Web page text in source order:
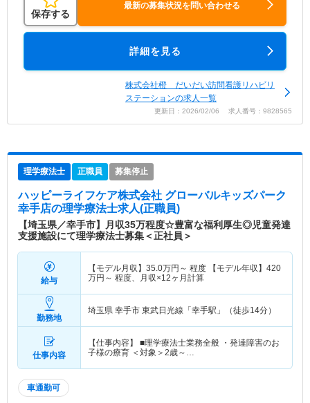
保存する
最新の募集状況を問い合わせる
詳細を見る
株式会社橙 だいだい訪問看護リハビリ
ステーションの求人一覧
更新日：2026/02/06 求人番号：9828565
理学療法士 正職員 募集停止
ハッピーライフケア株式会社 グローバルキッズパーク
幸手店の理学療法士求人(正職員)
【埼玉県／幸手市】月収35万程度☆豊富な福利厚生◎児童発達
支援施設にて理学療法士募集＜正社員＞
給与
【モデル月収】 35.0万円～ 程度 【モデル年収】 420
万円～ 程度、月収×12ヶ月計算
勤務地
埼玉県 幸手市 東武日光線「幸手駅」（徒歩14分）
仕事内容
【仕事内容】 ■理学療法士業務全般 ・発達障害のお
子様の療育 ＜対象＞2歳～…
車通勤可